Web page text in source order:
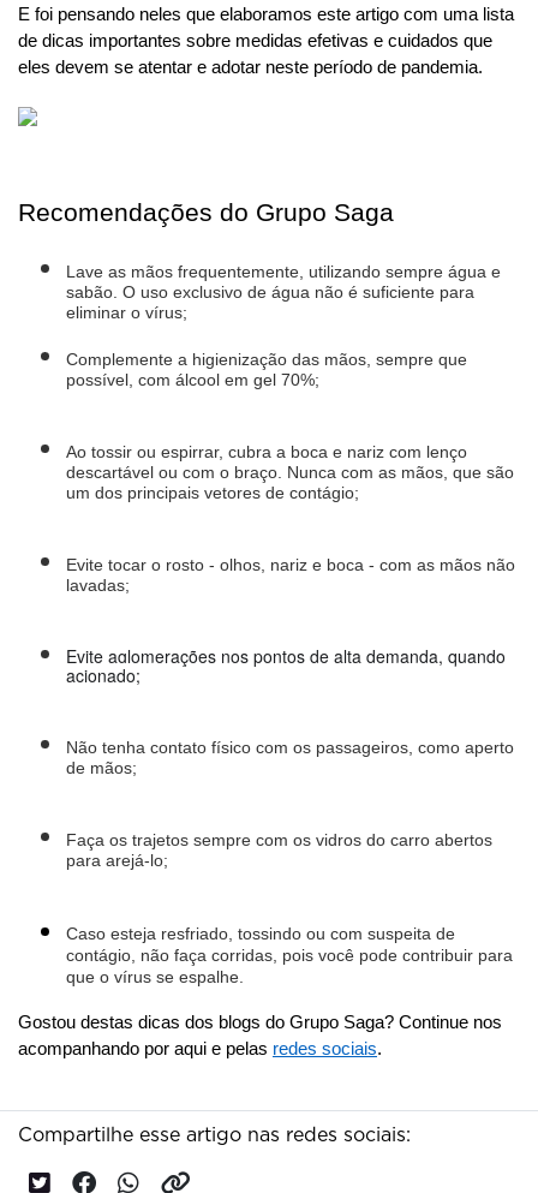
E foi pensando neles que elaboramos este artigo com uma lista
de dicas importantes sobre medidas efetivas e cuidados que
eles devem se atentar e adotar neste período de pandemia.
Recomendações do Grupo Saga
Lave as mãos frequentemente, utilizando sempre água e
sabão. O uso exclusivo de água não é suficiente para
eliminar o vírus;
Complemente a higienização das mãos, sempre que
possível, com álcool em gel 70%;
Ao tossir ou espirrar, cubra a boca e nariz com lenço
descartável ou com o braço. Nunca com as mãos, que são
um dos principais vetores de contágio;
Evite tocar o rosto - olhos, nariz e boca - com as mãos não
lavadas;
Evite aglomerações nos pontos de alta demanda, quando
acionado;
Não tenha contato físico com os passageiros, como aperto
de mãos;
Faça os trajetos sempre com os vidros do carro abertos
para arejá-lo;
Caso esteja resfriado, tossindo ou com suspeita de
contágio, não faça corridas, pois você pode contribuir para
que o vírus se espalhe.
Gostou destas dicas dos blogs do Grupo Saga? Continue nos
acompanhando por aqui e pelas redes sociais.
Compartilhe esse artigo nas redes sociais: